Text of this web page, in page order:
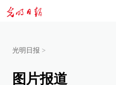
光明日报 >
图片报道